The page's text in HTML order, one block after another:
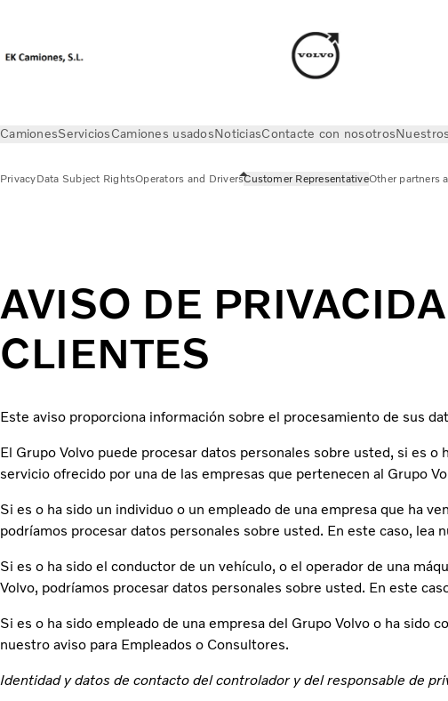
CamionesServiciosCamiones usadosNoticiasContacte con nosotros
PrivacyData Subject RightsOperators and DriversCustomer RepresentativeOther partners
AVISO DE
CLIENTES
Este aviso proporciona información sobre el procesamiento de sus
El Grupo Volvo puede procesar datos personales sobre usted, si es
servicio ofrecido por una de las empresas que pertenecen al Grupo
Si es o ha sido un individuo o un empleado de una empresa que ha
podríamos procesar datos personales sobre usted. En este caso, lea
Si es o ha sido el conductor de un vehículo, o el operador de una
Volvo, podríamos procesar datos personales sobre usted. En este
Si es o ha sido empleado de una empresa del Grupo Volvo o ha
nuestro aviso para Empleados o Consultores.
Identidad y datos de contacto del controlador y del responsable de